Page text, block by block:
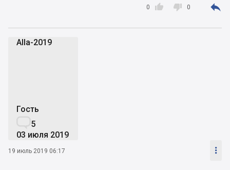

0  0 
Alla-2019
Гость
5
03 июля 2019
19 июль 2019 06:17 